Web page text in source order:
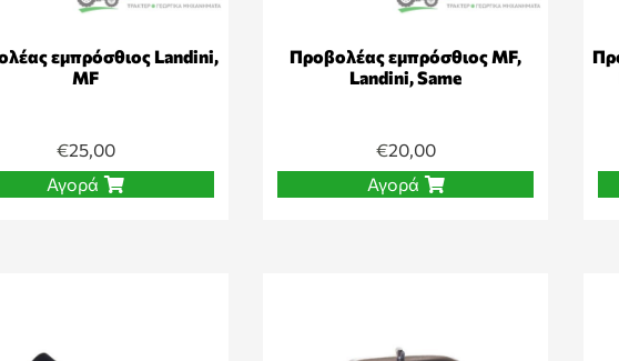
εμπρόσθιος Landini,
MF
€25,00
Αγορά
Προβολέας εμπρόσθιος MF,
Landini, Same
€20,00
Αγορά